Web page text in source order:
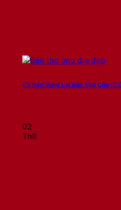
Có Nên Dùng Lại Bàn Thờ Của
02
Th8